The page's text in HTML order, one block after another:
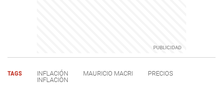
TAGS INFLACIÓN MAURICIO MACRI
PRECIOS
INFLACIÒN